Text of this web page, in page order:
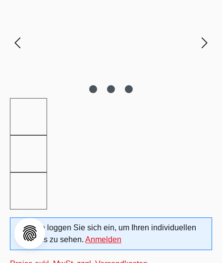
Bitte loggen Sie sich ein, um Ihren individuellen
Preis zu sehen. Anmelden